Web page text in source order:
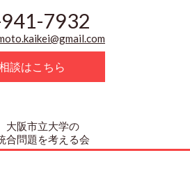
7932
談はこちら
大阪市立大学の
合問題を考える会